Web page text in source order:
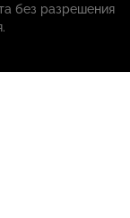
без разрешения